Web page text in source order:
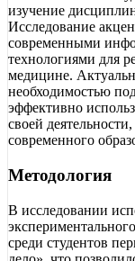
изучение
Исследование
современными
технологиями для
медицине.
необходимостью
эффективно
своей
современного
Методология
В исследовании
среди студентов